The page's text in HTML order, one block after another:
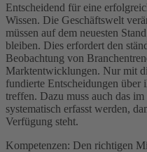
Entscheidend für eine
Wissen. Die Geschäftswelt
müssen auf dem neuesten
bleiben. Dies erfordert den
Beobachtung von
Marktentwicklungen. Nur mit
fundierte Entscheidungen über
treffen. Dazu muss auch das
systematisch erfasst werden,
Verfügung steht.
Kompetenzen: Den richtigen